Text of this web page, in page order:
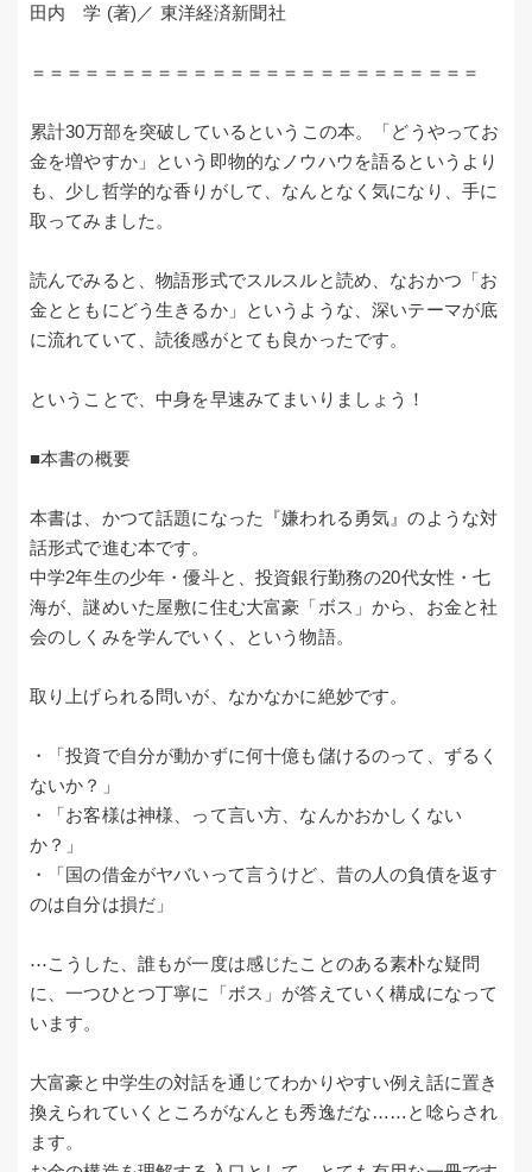
田内 学 (著)／ 東洋経済新聞社
＝＝＝＝＝＝＝＝＝＝＝＝＝＝＝＝＝＝＝＝＝＝＝＝＝
累計30万部を突破しているというこの本。「どうやってお
金を増やすか」という即物的なノウハウを語るというより
も、少し哲学的な香りがして、なんとなく気になり、手に
取ってみました。
読んでみると、物語形式でスルスルと読め、なおかつ「お
金とともにどう生きるか」というような、深いテーマが底
に流れていて、読後感がとても良かったです。
ということで、中身を早速みてまいりましょう！
■本書の概要
本書は、かつて話題になった『嫌われる勇気』のような対
話形式で進む本です。
中学2年生の少年・優斗と、投資銀行勤務の20代女性・七
海が、謎めいた屋敷に住む大富豪「ボス」から、お金と社
会のしくみを学んでいく、という物語。
取り上げられる問いが、なかなかに絶妙です。
・「投資で自分が動かずに何十億も儲けるのって、ずるく
ないか？」
・「お客様は神様、って言い方、なんかおかしくない
か？」
・「国の借金がヤバいって言うけど、昔の人の負債を返す
のは自分は損だ」
⋯こうした、誰もが一度は感じたことのある素朴な疑問
に、一つひとつ丁寧に「ボス」が答えていく構成になって
います。
大富豪と中学生の対話を通じてわかりやすい例え話に置き
換えられていくところがなんとも秀逸だな……と唸らされ
ます。